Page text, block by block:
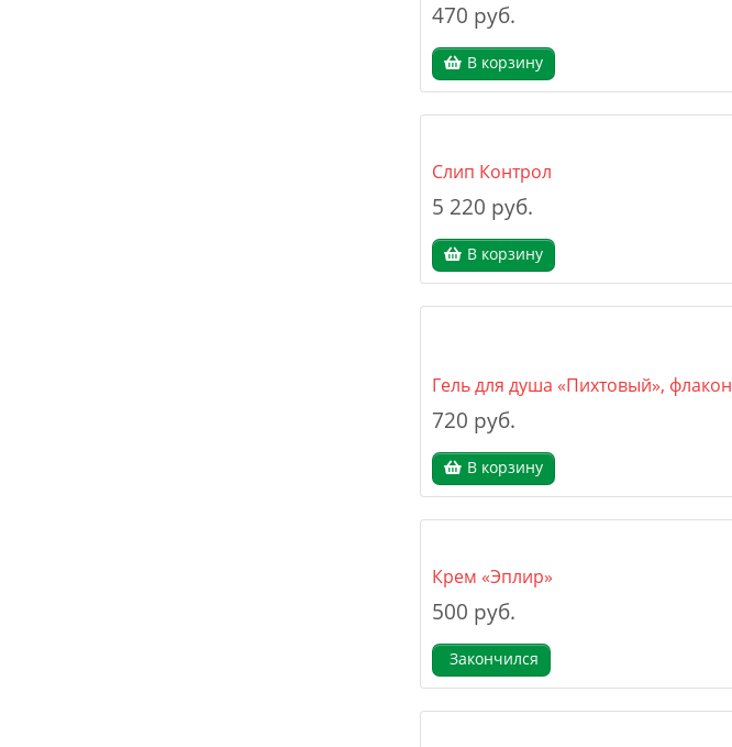
470 руб.
В корзину
Слип Контрол
5 220 руб.
В корзину
Гель для душа «Пихтовый», флакон
720 руб.
В корзину
Крем «Эплир»
500 руб.
Закончился